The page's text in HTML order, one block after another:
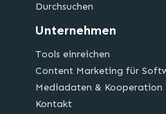
Durchsuchen
Unternehmen
Tools einreichen
Content Marketing für
Mediadaten & Kooperation
Kontakt